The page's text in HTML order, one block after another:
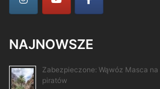
NAJNOWSZE
Zabezpieczone: Wąwóz Masca
piratów